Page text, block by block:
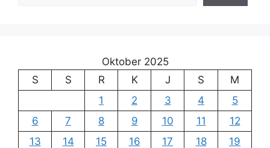
Oktober 2025
S
S R K J S
M
1
2 3 4
5
6
7 8 9 10 11
12
13
14 15 16 17 18
19